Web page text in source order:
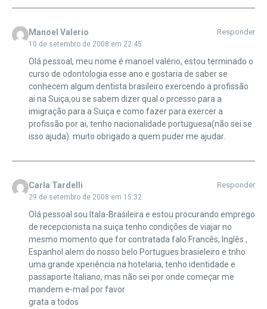
Manoel Valerio
10 de setembro de 2008 em 22:45
Responder
Olá pessoal, meu nome é manoel valério, estou terminado o
curso de odontologia esse ano e gostaria de saber se
conhecem algum dentista brasileiro exercendo a profissão
ai na Suiça,ou se sabem dizer qual o prcesso para a
imigração para a Suiça e como fazer para exercer a
profissão por ai, tenho nacionalidade portuguesa(não sei se
isso ajuda). muito obrigado a quem puder me ajudar.
Carla Tardelli
29 de setembro de 2008 em 15:32
Responder
Olá pessoal sou Itala-Brasileira e estou procurando emprego
de recepcionista na suiça tenho condições de viajar no
mesmo momento que for contratada falo Francês, Inglês ,
Espanhol alem do nosso belo Portugues brasieleiro e tnho
uma grande xperiência na hotelaria, tenho identidade e
passaporte Italiano, mas não sei por onde começar me
mandem e-mail por favor
grata a todos